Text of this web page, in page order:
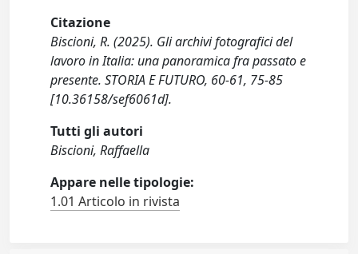
Citazione
Biscioni, R. (2025). Gli archivi fotografici del
lavoro in Italia: una panoramica fra passato e
presente. STORIA E FUTURO, 60-61, 75-85
[10.36158/sef6061d].
Tutti gli autori
Biscioni, Raffaella
Appare nelle tipologie:
1.01 Articolo in rivista